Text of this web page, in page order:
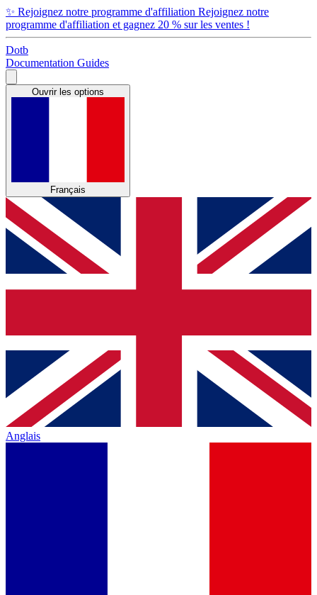
✨ Rejoignez notre programme d'affiliation Rejoignez notre
programme d'affiliation et gagnez 20 % sur les ventes !
Dotb
Documentation Guides
Ouvrir les options
Français
Anglais